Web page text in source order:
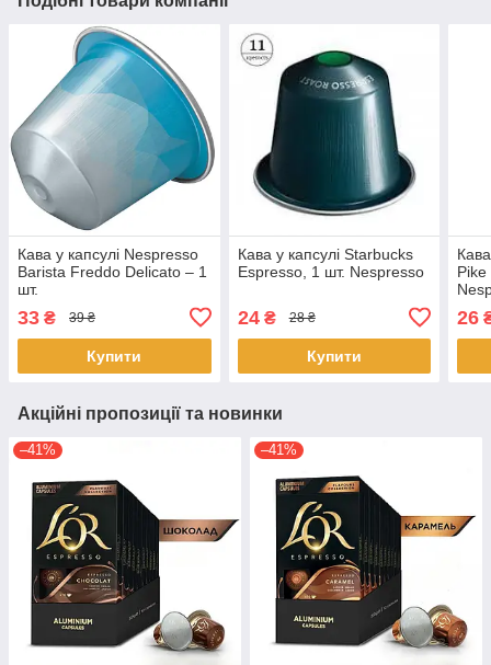
Кава у капсулі Nespresso
Barista Freddo Delicato – 1
шт.
33 ₴ 39 ₴
Купити
Кава у капсулі Starbucks
Espresso, 1 шт. Nespresso
24₴ 28 ₴
Купити
26
Акційні пропозиції та новинки
–41% –41%